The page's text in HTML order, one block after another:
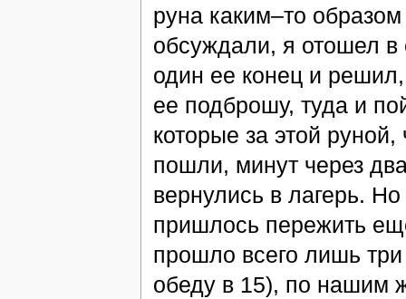
руна каким–то
обсуждали, я отошел в
один ее конец и решил,
ее подброшу, туда и
которые за этой
пошли, минут через
вернулись в лагерь.
пришлось пережить
прошло всего лишь
обеду в 15), по нашим